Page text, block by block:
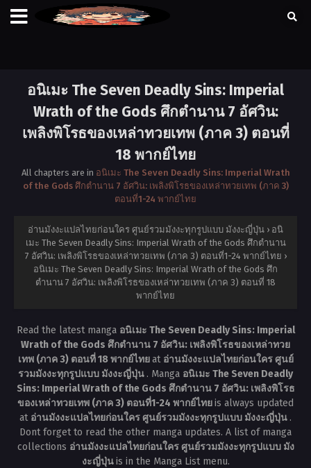
อนิเมะ The Seven Deadly Sins: Imperial
Wrath of the Gods ศึกตำนาน 7 อัศวิน:
เพลิงพิโรธของเหล่าทวยเทพ (ภาค 3) ตอนที่
18 พากย์ไทย
All chapters are in อนิเมะ The Seven Deadly Sins: Imperial Wrath
of the Gods ศึกตำนาน 7 อัศวิน: เพลิงพิโรธของเหล่าทวยเทพ (ภาค 3)
ตอนที่1-24 พากย์ไทย
อ่านมังงะแปลไทยก่อนใคร ศูนย์รวมมังงะทุกรูปแบบ มังงะญี่ปุ่น › อนิ
เมะ The Seven Deadly Sins: Imperial Wrath of the Gods ศึกตำนาน
7 อัศวิน: เพลิงพิโรธของเหล่าทวยเทพ (ภาค 3) ตอนที่1-24 พากย์ไทย ›
อนิเมะ The Seven Deadly Sins: Imperial Wrath of the Gods ศึก
ตำนาน 7 อัศวิน: เพลิงพิโรธของเหล่าทวยเทพ (ภาค 3) ตอนที่ 18
พากย์ไทย
Read the latest manga อนิเมะ The Seven Deadly Sins: Imperial
Wrath of the Gods ศึกตำนาน 7 อัศวิน: เพลิงพิโรธของเหล่าทวย
เทพ (ภาค 3) ตอนที่ 18 พากย์ไทยat อ่านมังงะแปลไทยก่อนใคร ศูนย์
รวมมังงะทุกรูปแบบ มังงะญี่ปุ่น . Manga อนิเมะ The Seven Deadly
Sins: Imperial Wrath of the Gods ศึกตำนาน 7 อัศวิน: เพลิงพิโรธ
ของเหล่าทวยเทพ (ภาค 3) ตอนที่1-24 พากย์ไทยis always updated
at อ่านมังงะแปลไทยก่อนใคร ศูนย์รวมมังงะทุกรูปแบบ มังงะญี่ปุ่น .
Dont forget to read the other manga updates. A list of manga
collections อ่านมังงะแปลไทยก่อนใคร ศูนย์รวมมังงะทุกรูปแบบ มัง
งะญี่ปุ่นis in the Manga List menu.